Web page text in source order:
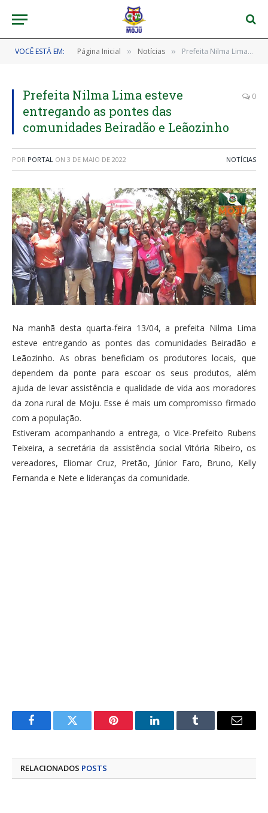
VOCÊ ESTÁ EM: Página Inicial » Notícias » Prefeita Nilma Lima esteve entregando as pontes das comunidades Beiradão e Leãozinho
Prefeita Nilma Lima esteve
entregando as pontes das
comunidades Beiradão e Leãozinho
0
POR PORTAL ON 3 DE MAIO DE 2022 NOTÍCIAS
Na manhã desta quarta-feira 13/04, a prefeita Nilma Lima
esteve entregando as pontes das comunidades Beiradão e
Leãozinho. As obras beneficiam os produtores locais, que
dependem da ponte para escoar os seus produtos, além
ajuda de levar assistência e qualidade de vida aos moradores
da zona rural de Moju. Esse é mais um compromisso firmado
com a população.
Estiveram acompanhando a entrega, o Vice-Prefeito Rubens
Teixeira, a secretária da assistência social Vitória Ribeiro, os
vereadores, Eliomar Cruz, Pretão, Júnior Faro, Bruno, Kelly
Fernanda e Nete e lideranças da comunidade.
FacebookTwitter Pinterest LinkedInTumblr
E-
RELACIONADOS POSTS